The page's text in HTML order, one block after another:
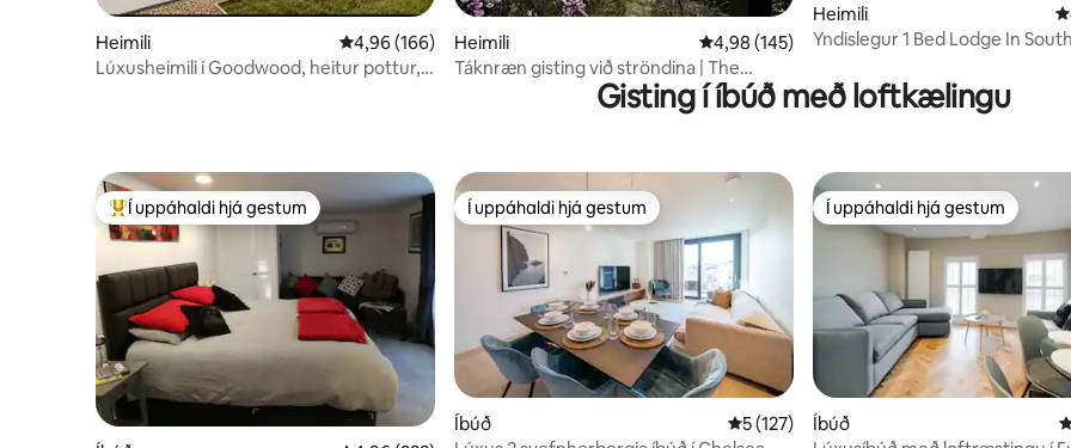
Heimili 4,96 af 5 í meðaleinkunn, 166 umsagnir
4,96 (166)
Lúxusheimili í Goodwood, heitur pottur,
Heimili 4,98 af 5 í meðaleinkunn, 145 umsagnir
4,98 (145)
Táknræn gisting við ströndina | The
Watch House, Lepe
Heimili
Yndislegur 1 Bed Lodge In
Gisting í íbúð með loftkælingu
Í mestu uppáhaldi hjá gestum
Í uppáhaldi hjá gestum Í uppáhaldi hjá gestum
Í uppáhaldi hjá gestum
Íbúð 5 af 5 í meðaleinkunn, 127 umsagnir
5 (127)
Í uppáhaldi hjá gestum
Í uppáhaldi hjá gestum
Íbúð